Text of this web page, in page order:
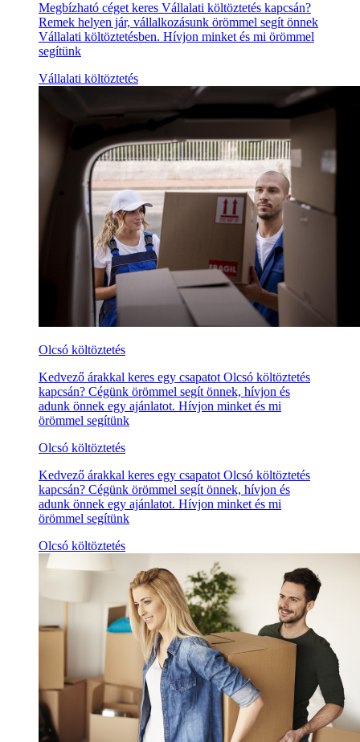
Megbízható céget keres Vállalati költöztetés kapcsán?
Remek helyen jár, vállalkozásunk örömmel segít önnek
Vállalati költöztetésben. Hívjon minket és mi örömmel
segítünk
Vállalati költöztetés
Olcsó költöztetés
Kedvező árakkal keres egy csapatot Olcsó költöztetés
kapcsán? Cégünk örömmel segít önnek, hívjon és
adunk önnek egy ajánlatot. Hívjon minket és mi
örömmel segítünk
Olcsó költöztetés
Kedvező árakkal keres egy csapatot Olcsó költöztetés
kapcsán? Cégünk örömmel segít önnek, hívjon és
adunk önnek egy ajánlatot. Hívjon minket és mi
örömmel segítünk
Olcsó költöztetés